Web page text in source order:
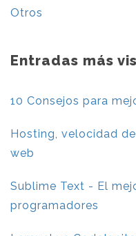
Otros
Entradas más
10 Consejos para
Hosting, velocidad
web
Sublime Text - El
programadores